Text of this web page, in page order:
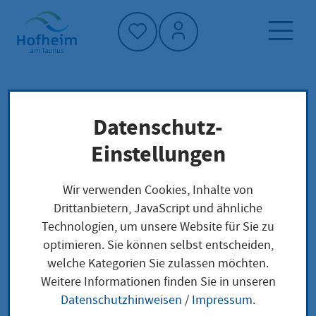
Startseite"
Dienstleistung-Finder
Lokale Anliegen
Bergbau Bewilligung - Verlängerung Erteilung
Bergbau Bewilligung -
Verlängerung
Erteilung
Datenschutz-
Einstellungen
Wir verwenden Cookies, Inhalte von
Drittanbietern, JavaScript und ähnliche
Technologien, um unsere Website für Sie zu
optimieren. Sie können selbst entscheiden,
welche Kategorien Sie zulassen möchten.
Weitere Informationen finden Sie in unseren
Datenschutzhinweisen / Impressum.